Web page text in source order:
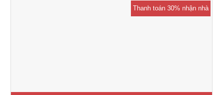
Thanh toán 30% nhận nhà